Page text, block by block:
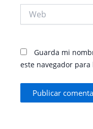
Guarda mi
este navegador